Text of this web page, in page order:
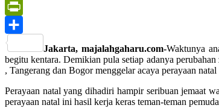
Print
PrintFriendly
Jakarta, majalahgaharu.com-Waktunya
begitu kentara. Demikian pula setiap adanya
, Tangerang dan Bogor menggelar acaya perayaan
Perayaan natal yang dihadiri hampir seribuan jemaat
perayaan natal ini hasil kerja keras teman-teman